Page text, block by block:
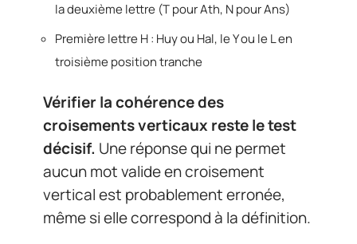
la deuxième lettre (T pour Ath, N pour Ans)
Première lettre H : Huy ou Hal, le Y ou le L en
troisième position tranche
Vérifier la cohérence des
croisements verticaux reste le test
décisif. Une réponse qui ne permet
aucun mot valide en croisement
vertical est probablement erronée,
même si elle correspond à la définition.